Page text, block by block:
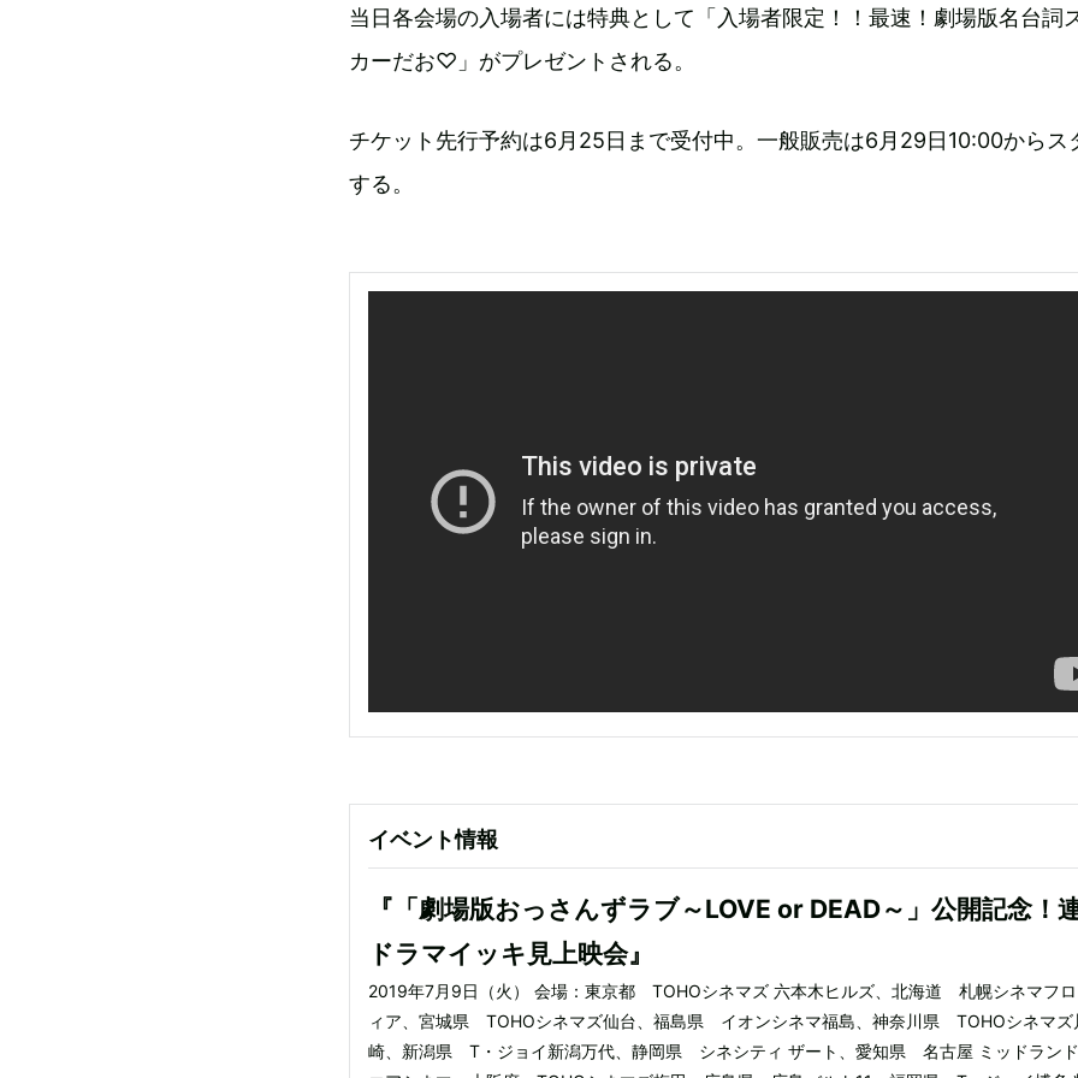
当日各会場の入場者には特典として「入場者限定！！最速！劇場版名台詞
カーだお♡」がプレゼントされる。
チケット先行予約は6月25日まで受付中。一般販売は6月29日10:00からス
する。
イベント情報
『「劇場版おっさんずラブ～LOVE or DEAD～」公開記念！
ドラマイッキ見上映会』
2019年7月9日（火） 会場：東京都 TOHOシネマズ 六本木ヒルズ、北海道 札幌シネマフ
ィア、宮城県 TOHOシネマズ仙台、福島県 イオンシネマ福島、神奈川県 TOHOシネマズ
崎、新潟県 T・ジョイ新潟万代、静岡県 シネシティ ザート、愛知県 名古屋 ミッドラン